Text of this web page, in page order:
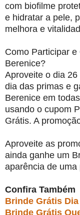
com biofilme
e hidratar a pele,
melhora e
Como Participar
Berenice?
Aproveite o dia
dia das primas e
Berenice em
usando o cupom
Grátis. A
Aproveite as
ainda ganhe um
aparência de
Confira Também
Brinde Grátis
Brinde Grátis